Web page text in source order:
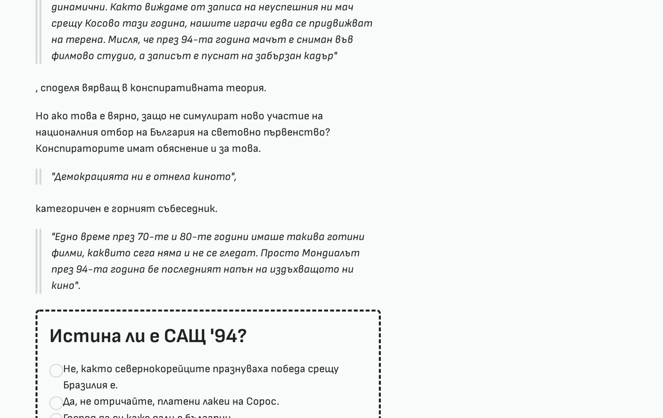
динамични. Както виждаме от записа на неуспешния ни мач
срещу Косово тази година, нашите играчи едва се придвижват
на терена. Мисля, че през 94-та година мачът е сниман във
филмово студио, а записът е пуснат на забързан кадър"
, споделя вярващ в конспиративната теория.
Но ако това е вярно, защо не симулират ново участие на
националния отбор на България на световно първенство?
Конспираторите имат обяснение и за това.
"Демокрацията ни е отнела киното",
категоричен е горният събеседник.
"Едно време през 70-те и 80-те години имаше такива готини
филми, каквито сега няма и не се гледат. Просто Мондиалът
през 94-та година бе последният напън на издъхващото ни
кино".
Истина ли е САЩ '94?
Не, както севернокорейците празнуваха победа срещу
Бразилия е.
Да, не отричайте, платени лакеи на Сорос.